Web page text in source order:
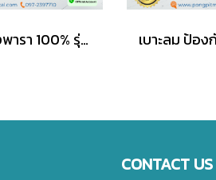
เบาะรองนั่ง ยางพารา 100% รุ่น Bubble Natural Latex Seat Cushion
CONTACT US